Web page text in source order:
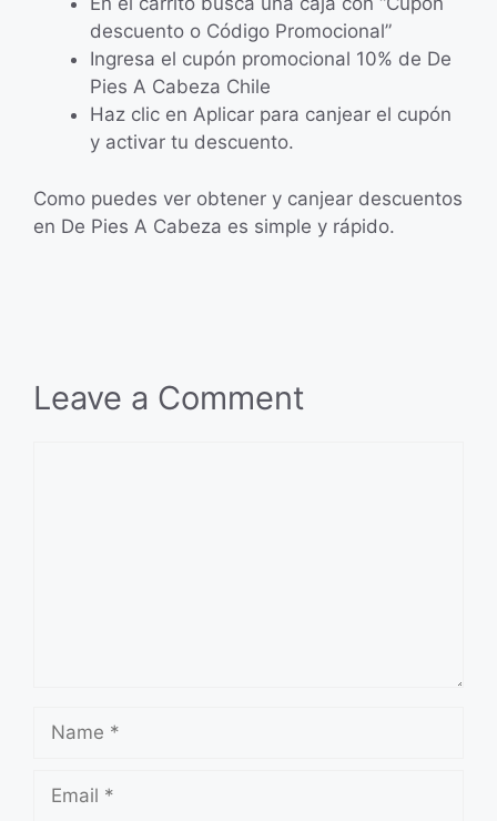
descuento o Código Promocional”
Ingresa el cupón promocional 10% de De
Pies A Cabeza Chile
Haz clic en Aplicar para canjear el cupón
y activar tu descuento.
Como puedes ver obtener y canjear descuentos
en De Pies A Cabeza es simple y rápido.
Leave a Comment
Name
Email